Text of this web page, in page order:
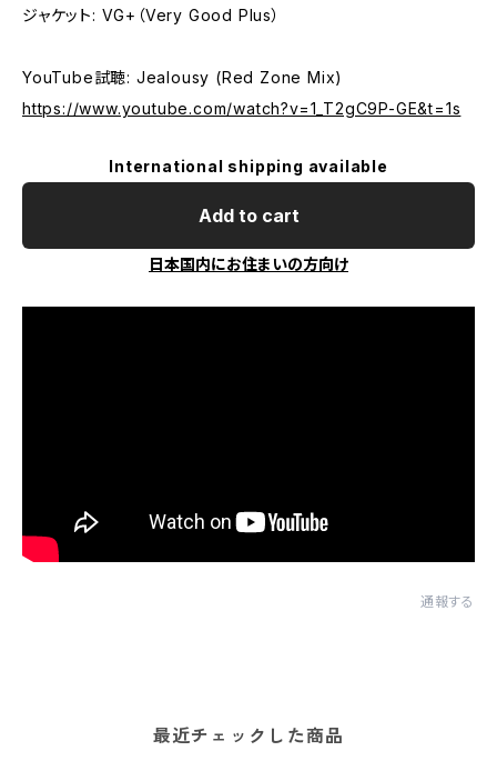
ジャケット: VG+（Very Good Plus）
YouTube試聴: Jealousy (Red Zone Mix)
https://www.youtube.com/watch?v=1_T2gC9P-GE&t=1s
International shipping available
Add to cart
日本国内にお住まいの方向け
通報する
最近チェックした商品